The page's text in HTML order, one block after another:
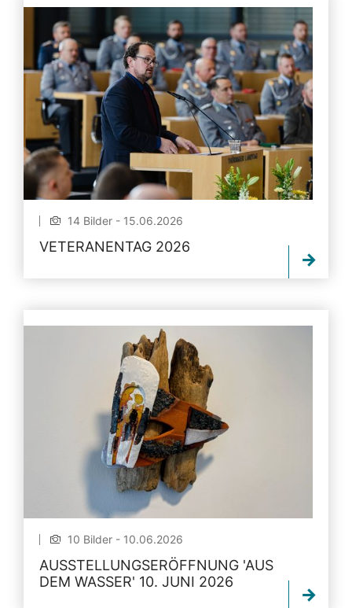
14 Bilder - 15.06.2026
VETERANENTAG 2026
10 Bilder - 10.06.2026
AUSSTELLUNGSERÖFFNUNG 'AUS
DEM WASSER' 10. JUNI 2026